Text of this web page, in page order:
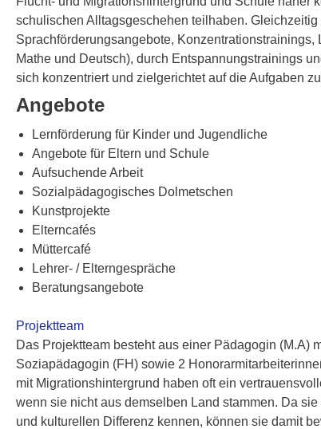
schulischen Alltagsgeschehen teilhaben.
Sprachförderungsangebote,
Mathe und Deutsch), durch Entspannungstrainings
sich konzentriert und zielgerichtet auf die Aufgaben
Angebote
Lernförderung für Kinder und Jugendliche
Angebote für Eltern und Schule
Aufsuchende Arbeit
Sozialpädagogisches Dolmetschen
Kunstprojekte
Elterncafés
Müttercafé
Lehrer- / Elterngespräche
Beratungsangebote
Projektteam
Das Projektteam besteht aus einer Pädagogin (M.A)
Soziapädagogin (FH) sowie 2
mit Migrationshintergrund haben oft ein
wenn sie nicht aus demselben Land stammen. Da
und kulturellen Differenz kennen, können sie damit